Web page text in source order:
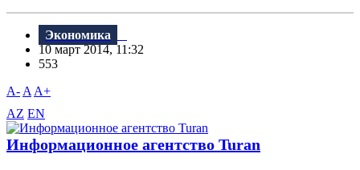
Экономика
10 март 2014, 11:32
553
A- A A+
AZ EN
Информационное агентство Turan